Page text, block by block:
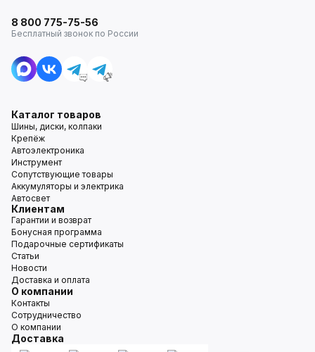
8 800 775-75-56
Бесплатный звонок по России
Каталог товаров
Шины, диски, колпаки
Крепёж
Автоэлектроника
Инструмент
Сопутствующие товары
Аккумуляторы и электрика
Автосвет
Клиентам
Гарантии и возврат
Бонусная программа
Подарочные сертификаты
Статьи
Новости
Доставка и оплата
О компании
Контакты
Сотрудничество
О компании
Доставка